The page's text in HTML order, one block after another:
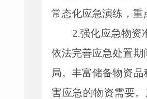
常态化应急演练，
2.强化应急物资
依法完善应急处置
局。丰富储备物资
害应急的物资需要